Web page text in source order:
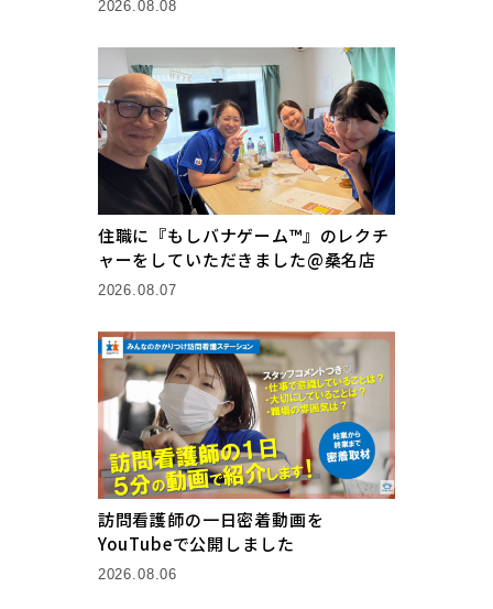
2026.08.08
住職に『もしバナゲーム™』のレクチ
ャーをしていただきました@桑名店
2026.08.07
訪問看護師の一日密着動画を
YouTubeで公開しました
2026.08.06